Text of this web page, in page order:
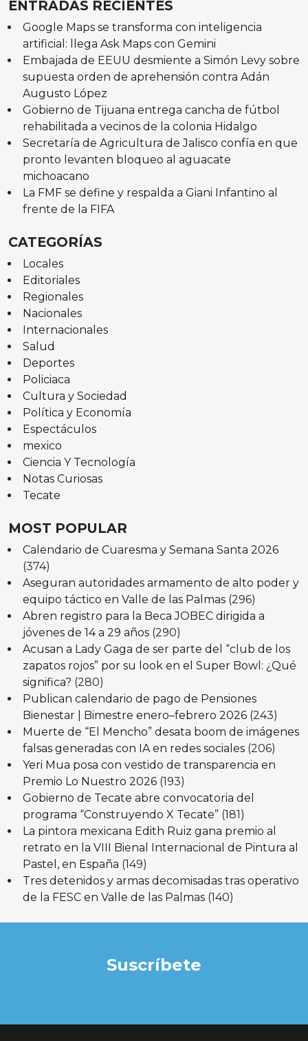
ENTRADAS RECIENTES
Google Maps se transforma con inteligencia
artificial: llega Ask Maps con Gemini
Embajada de EEUU desmiente a Simón Levy sobre
supuesta orden de aprehensión contra Adán
Augusto López
Gobierno de Tijuana entrega cancha de fútbol
rehabilitada a vecinos de la colonia Hidalgo
Secretaría de Agricultura de Jalisco confía en que
pronto levanten bloqueo al aguacate
michoacano
La FMF se define y respalda a Giani Infantino al
frente de la FIFA
CATEGORÍAS
Locales
Editoriales
Regionales
Nacionales
Internacionales
Salud
Deportes
Policiaca
Cultura y Sociedad
Política y Economía
Espectáculos
mexico
Ciencia Y Tecnología
Notas Curiosas
Tecate
MOST POPULAR
Calendario de Cuaresma y Semana Santa 2026
(374)
Aseguran autoridades armamento de alto poder y
equipo táctico en Valle de las Palmas (296)
Abren registro para la Beca JOBEC dirigida a
jóvenes de 14 a 29 años (290)
Acusan a Lady Gaga de ser parte del “club de los
zapatos rojos” por su look en el Super Bowl: ¿Qué
significa? (280)
Publican calendario de pago de Pensiones
Bienestar | Bimestre enero–febrero 2026 (243)
Muerte de “El Mencho” desata boom de imágenes
falsas generadas con IA en redes sociales (206)
Yeri Mua posa con vestido de transparencia en
Premio Lo Nuestro 2026 (193)
Gobierno de Tecate abre convocatoria del
programa “Construyendo X Tecate” (181)
La pintora mexicana Edith Ruiz gana premio al
retrato en la VIII Bienal Internacional de Pintura al
Pastel, en España (149)
Tres detenidos y armas decomisadas tras operativo
de la FESC en Valle de las Palmas (140)
Suscríbete